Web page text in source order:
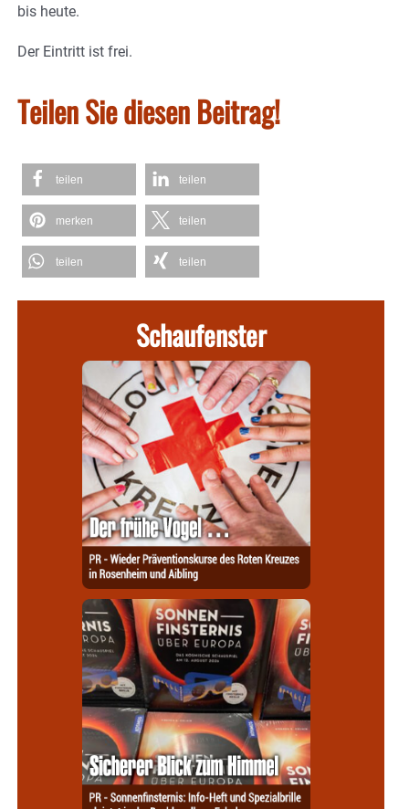
bis heute.
Der Eintritt ist frei.
Teilen Sie diesen Beitrag!
teilen teilen
merken teilen
teilen teilen
Schaufenster